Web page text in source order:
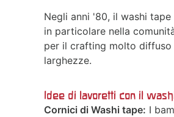
Negli anni '80, il washi
in particolare nella
per il crafting molto
larghezze.
Idee di lavoretti con il
Cornici di Washi tape: I